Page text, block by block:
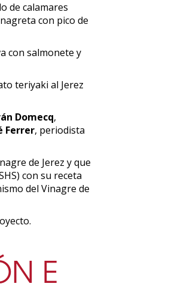
de calamares
con pico de
con salmonete y
teriyaki al Jerez
Domecq,
Ferrer, periodista
de Jerez y que
con su receta
del Vinagre de
E